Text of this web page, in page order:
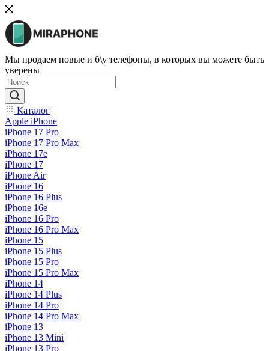
Мы продаем новые и б\у телефоны, в которых вы можете быть
уверены
Каталог
Apple iPhone
iPhone 17 Pro
iPhone 17 Pro Max
iPhone 17e
iPhone 17
iPhone Air
iPhone 16
iPhone 16 Plus
iPhone 16e
iPhone 16 Pro
iPhone 16 Pro Max
iPhone 15
iPhone 15 Plus
iPhone 15 Pro
iPhone 15 Pro Max
iPhone 14
iPhone 14 Plus
iPhone 14 Pro
iPhone 14 Pro Max
iPhone 13
iPhone 13 Mini
iPhone 13 Pro